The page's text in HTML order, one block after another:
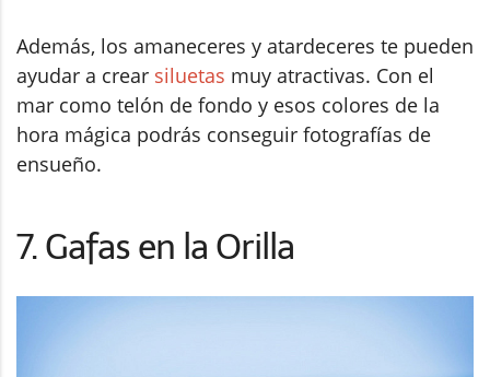
Además, los amaneceres y atardeceres te pueden
ayudar a crear siluetas muy atractivas. Con el
mar como telón de fondo y esos colores de la
hora mágica podrás conseguir fotografías de
ensueño.
7. Gafas en la Orilla